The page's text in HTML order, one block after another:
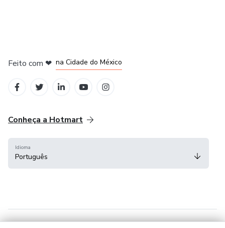
Feito com ❤ na Cidade do México
Conheça a Hotmart
Idioma
Português